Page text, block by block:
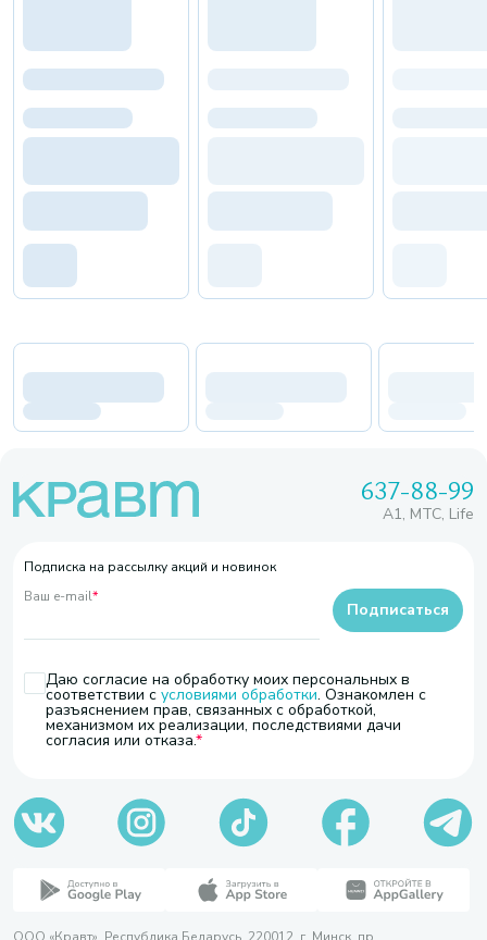
637-88-99
A1, МТС, Life
Подписка на рассылку акций и новинок
Ваш e-mail*
Даю согласие на обработку моих персональных в
соответствии с условиями обработки. Ознакомлен с
разъяснением прав, связанных с обработкой,
механизмом их реализации, последствиями дачи
согласия или отказа.
Подписаться